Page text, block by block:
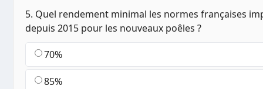
5. Quel rendement minimal les normes françaises
depuis 2015 pour les nouveaux poêles ?
70%
85%